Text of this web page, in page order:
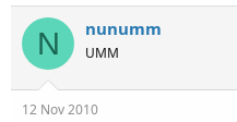
N nunumm
UMM
12 Nov 2010